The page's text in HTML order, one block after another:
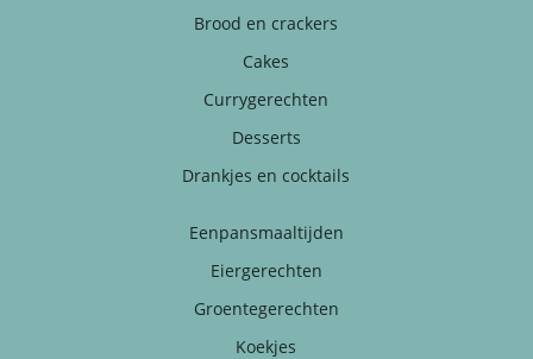
Brood en crackers
Cakes
Currygerechten
Desserts
Drankjes en cocktails
Eenpansmaaltijden
Eiergerechten
Groentegerechten
Koekjes